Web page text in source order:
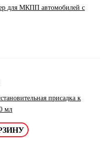
для МКПП автомобилей с
присадка к
мл